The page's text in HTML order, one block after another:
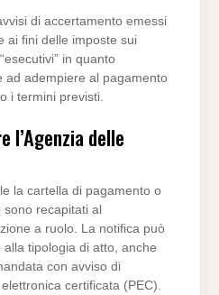
di accertamento emessi
ai fini delle imposte sui
in quanto
ad adempiere al pagamento
i termini previsti.
l’Agenzia delle
la cartella di pagamento o
recapitati al
a ruolo. La notifica può
tipologia di atto, anche
con avviso di
certificata (PEC).